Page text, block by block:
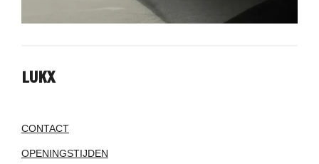
LUKX
CONTACT
OPENINGSTIJDEN